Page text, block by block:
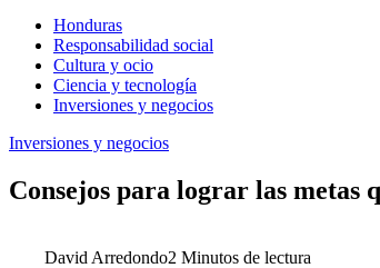
Honduras
Responsabilidad social
Cultura y ocio
Ciencia y tecnología
Inversiones y negocios
Inversiones y negocios
Consejos para lograr las metas
David Arredondo2 Minutos de lectura